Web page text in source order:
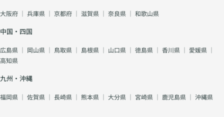
大阪府 ｜ 兵庫県 ｜ 京都府 ｜ 滋賀県 ｜ 奈良県 ｜ 和歌山県
中国・四国
広島県 ｜ 岡山県 ｜ 鳥取県 ｜ 島根県 ｜ 山口県 ｜ 徳島県 ｜ 香川県 ｜ 愛媛県 ｜
高知県
九州・沖縄
福岡県 ｜ 佐賀県 ｜ 長崎県 ｜ 熊本県 ｜ 大分県 ｜ 宮崎県 ｜ 鹿児島県 ｜ 沖縄県